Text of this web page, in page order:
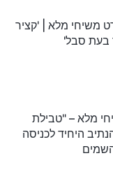
סרט משיחי מלא | 'קציר
בעת סבל'
מלא – "טבילת
היחיד לכניסה